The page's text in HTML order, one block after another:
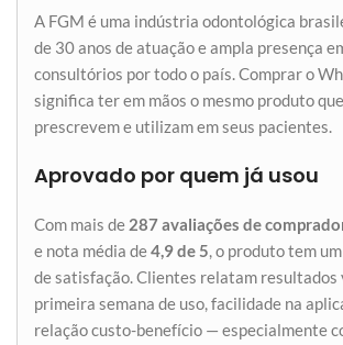
A FGM é uma indústria odontológica
de 30 anos de atuação e ampla presença
consultórios por todo o país. Comprar o
significa ter em mãos o mesmo produto
prescrevem e utilizam em seus pacientes.
Aprovado por quem já usou
Com mais de 287 avaliações de
e nota média de4,9 de 5, o produto tem
de satisfação. Clientes relatam resultados
primeira semana de uso, facilidade na
relação custo-benefício — especialmente